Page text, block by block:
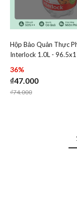
Add Hộp
Hộp Bảo Quản Thực
Interlock 1.0L -
36%
₫47.000
Price reduced from
₫74.000to